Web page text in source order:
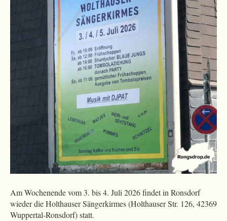
Am Wochenende vom 3. bis 4. Juli 2026 findet in Ronsdorf
wieder die Holthauser Sängerkirmes (Holthauser Str. 126, 42369
Wuppertal-Ronsdorf) statt.